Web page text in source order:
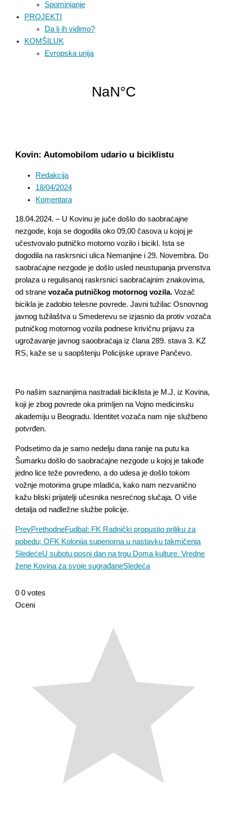
Spominjanje
PROJEKTI
Da li ih vidimo?
KOMŠILUK
Evropska unija
Kovin: Automobilom udario u biciklistu
Redakcija
18/04/2024
Komentara
18.04.2024. – U Kovinu je juče došlo do saobraćajne
nezgode, koja se dogodila oko 09,00 časova u kojoj je
učestvovalo putničko motorno vozilo i bicikl. Ista se
dogodila na raskrsnici ulica Nemanjine i 29. Novembra. Do
saobraćajne nezgode je došlo usled neustupanja prvenstva
prolaza u regulisanoj raskrsnici saobraćajnim znakovima,
od stranevozača putničkog motornog vozila. Vozač
bicikla je zadobio telesne povrede. Javni tužilac Osnovnog
javnog tužilaštva u Smederevu se izjasnio da protiv vozača
putničkog motornog vozila podnese krivičnu prijavu za
ugrožavanje javnog saoobraćaja iz člana 289. stava 3. KZ
RS, kaže se u saopštenju Policijske uprave Pančevo.
Po našim saznanjima nastradali biciklista je M.J. iz Kovina,
koji je zbog povrede oka primljen na Vojno medicinsku
akademiju u Beogradu. Identitet vozača nam nije službeno
potvrđen.
Podsetimo da je samo nedelju dana ranije na putu ka
Šumarku došlo do saobraćajne nezgode u kojoj je takođe
jedno lice teže povređeno, a do udesa je došlo tokom
vožnje motorima grupe mladića, kako nam nezvanično
kažu bliski prijatelji učesnika nesrećnog slučaja. O više
detalja od nadležne službe policije.
PrevPrethodneFudbal: FK Radnički propustio priliku za
pobedu; OFK Kolonija superiorna u nastavku takmičenja
SledećeU subotu posni dan na trgu Doma kulture. Vredne
žene Kovina za svoje sugrađaneSledeća
0 0 votes
Oceni